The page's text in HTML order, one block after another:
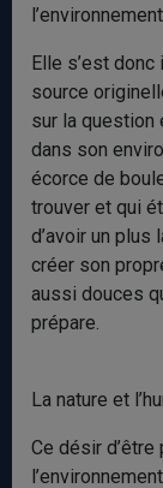
Elle s’est
source
sur la question
dans son
écorce de
trouver et qui
d’avoir un plus
créer son
aussi douces
prépare.
La nature et
Ce désir